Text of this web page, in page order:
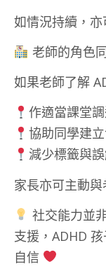
如情況持續，亦
老師的角色
如果老師了解
作適當課堂
協助同學建
減少標籤與
家長亦可主動
社交能力並
支援，ADHD
自信